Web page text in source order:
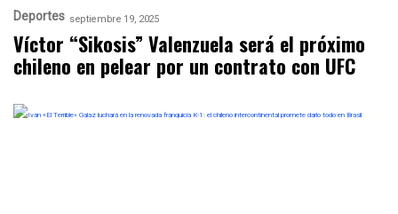
Deportes septiembre 19, 2025
Víctor “Sikosis” Valenzuela será el próximo
chileno en pelear por un contrato con UFC